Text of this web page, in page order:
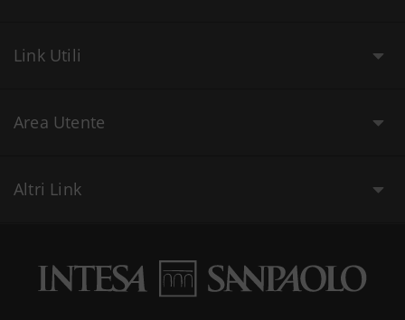
Link Utili
Area Utente
Altri Link